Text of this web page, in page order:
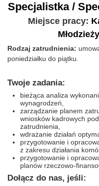
Specjalistka /
Miejsce pracy:
Rodzaj zatrudnienia:
poniedziałku do piątku.​
Twoje zadania:
bieżąca analiza
wynagrodzeń,
zarządzanie planem
wniosków kadrowych
zatrudnienia,
wdrażanie działań
przygotowanie i
z zakresu działania
przygotowanie i
planów rzeczowo-
Dołącz do nas, jeśli: